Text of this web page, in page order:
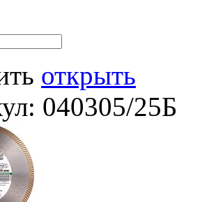
открыть
040305/25Б